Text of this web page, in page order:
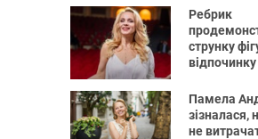
Ребрик
струнку
Памела
зізналася,
не